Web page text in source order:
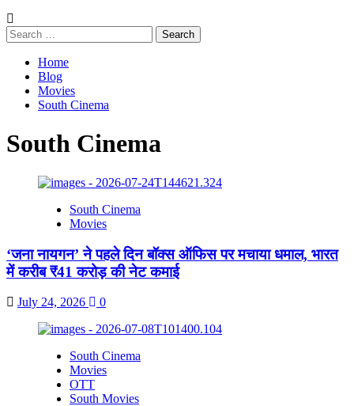
Search
for:
Home
Blog
Movies
South Cinema
South Cinema
South Cinema
Movies
‘जना नायगन’ ने पहले दिन बॉक्स ऑफिस पर मचाया धमाल, भारत
में करीब ₹41 करोड़ की नेट कमाई
July 24, 2026 0
South Cinema
Movies
OTT
South Movies